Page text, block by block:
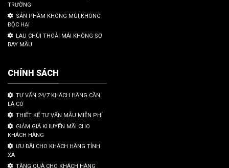
TRƯỜNG
SẢN PHẦM KHÔNG MÙI,KHÔNG
ĐỘC HẠI
LAU CHÙI THOẢI MÁI KHÔNG SỢ
BAY MÀU
CHÍNH SÁCH
TƯ VẤN 24/7 KHÁCH HÀNG CẦN
LÀ CÓ
THIẾT KẾ TƯ VẤN MẪU MIỄN PHÍ
GIẢM GIÁ KHUYẾN MÃI CHO
KHÁCH HÀNG
ƯU ĐÃI CHO KHÁCH HÀNG TỈNH
XA
TẶNG QUÀ CHO KHÁCH HÀNG